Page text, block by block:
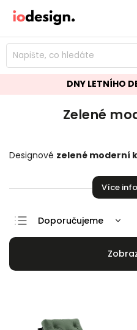
DNY LETNÍHO
Zelené
Designové zelené moderní
Více
Doporučujeme
Nejlevnější